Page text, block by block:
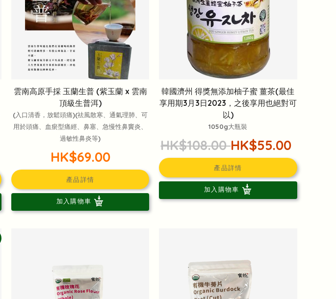
雲南高原手採 玉蘭生普 (紫玉蘭 x 雲南
頂級生普洱)
(入口清香，放鬆頭痛)(祛風散寒、通氣理肺、可
用於頭痛、血瘀型痛經、鼻塞、急慢性鼻竇炎、
過敏性鼻炎等)
HK$69.00
產品詳情
加入購物車
韓國濟州 得獎無添加柚子蜜 薑茶(最佳
享用期3月3日2023，之後享用也絕對可
以)
1050g大瓶裝
HK$108.00HK$55.00
產品詳情
加入購物車